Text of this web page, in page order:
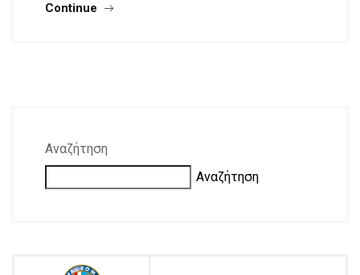
Αναζήτηση
Αναζήτηση
Continue